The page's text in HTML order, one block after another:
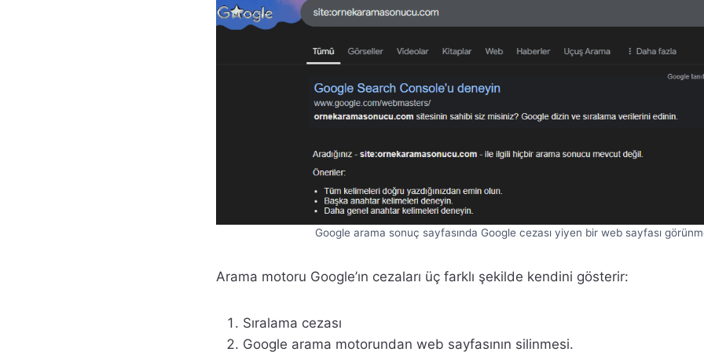
Google arama sonuç sayfasında Google cezası yiyen bir web sayfası
Arama motoru Google’ın cezaları üç farklı şekilde kendini gösterir:
Sıralama cezası
Google arama motorundan web sayfasının silinmesi.